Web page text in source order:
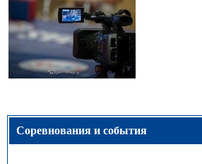
Соревнования и события